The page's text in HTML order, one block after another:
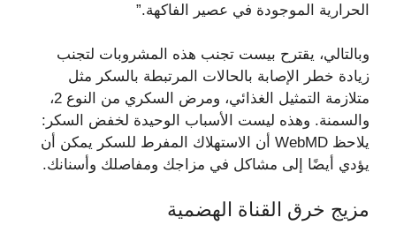
الحرارية الموجودة في عصير الفاكهة.”
وبالتالي، يقترح بيست تجنب هذه المشروبات لتجنب
زيادة خطر الإصابة بالحالات المرتبطة بالسكر مثل
متلازمة التمثيل الغذائي، ومرض السكري من النوع 2،
والسمنة. وهذه ليست الأسباب الوحيدة لخفض السكر:
يلاحظ WebMD أن الاستهلاك المفرط للسكر يمكن أن
يؤدي أيضًا إلى مشاكل في مزاجك ومفاصلك وأسنانك.
مزيج خرق القناة الهضمية